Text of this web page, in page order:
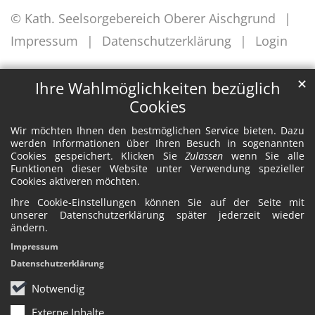
Ihre Wahlmöglichkeiten bezüglich
Cookies
Wir möchten Ihnen den bestmöglichen Service bieten. Dazu
werden Informationen über Ihren Besuch in sogenannten
Cookies gespeichert. Klicken SieZulassen wenn Sie alle
Funktionen dieser Website unter Verwendung spezieller
Cookies aktiveren möchten.
Ihre Cookie-Einstellungen können Sie auf der Seite mit
unserer Datenschutzerklärung später jederzeit wieder
ändern.
Notwendig
✕
Impressum
Datenschutzerklärung
© Kath. Seelsorgebereich Oberer Aischgrund
Impressum
Datenschutzerklärung Login